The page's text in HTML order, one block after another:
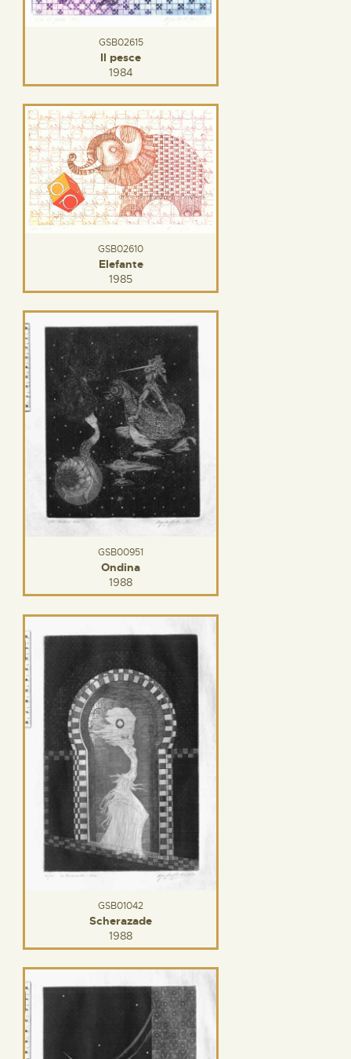
GSB02615
Il pesce
1984
GSB02610
Elefante
1985
GSB00951
Ondina
1988
GSB01042
Scherazade
1988